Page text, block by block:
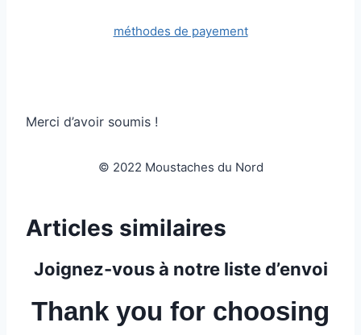
méthodes de payement
Merci d’avoir soumis !
© 2022 Moustaches du Nord
Articles similaires
Joignez-vous à notre liste d’envoi
Thank you for choosing